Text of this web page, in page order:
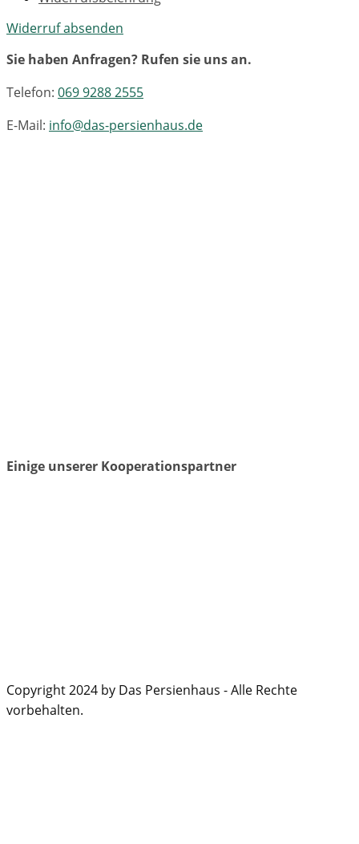
Widerruf absenden
Sie haben Anfragen? Rufen sie uns an.
Telefon: 069 9288 2555
E-Mail: info@das-persienhaus.de
Einige unserer Kooperationspartner
Copyright 2024 by Das Persienhaus - Alle Rechte
vorbehalten.